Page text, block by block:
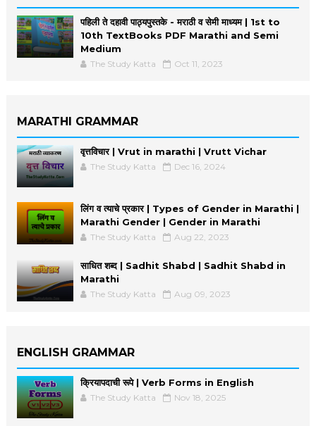
पहिली ते दहावी पाठ्यपुस्तके - मराठी व सेमी माध्यम | 1st to
10th TextBooks PDF Marathi and Semi
Medium
The Study Katta Oct 11, 2023
MARATHI GRAMMAR
वृत्तविचार | Vrut in marathi | Vrutt Vichar
The Study Katta Dec 16, 2024
लिंग व त्याचे प्रकार | Types of Gender in Marathi |
Marathi Gender | Gender in Marathi
The Study Katta Aug 22, 2023
साधित शब्द | Sadhit Shabd | Sadhit Shabd in
Marathi
The Study Katta Aug 09, 2023
ENGLISH GRAMMAR
क्रियापदाची रूपे | Verb Forms in English
The Study Katta Nov 18, 2025